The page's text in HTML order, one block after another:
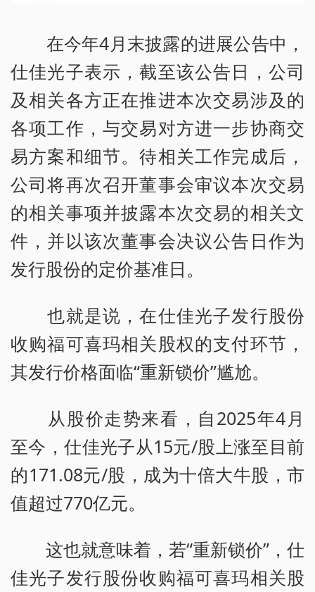
在今年4月末披露的进展公告中，
仕佳光子表示，截至该公告日，公司
及相关各方正在推进本次交易涉及的
各项工作，与交易对方进一步协商交
易方案和细节。待相关工作完成后，
公司将再次召开董事会审议本次交易
的相关事项并披露本次交易的相关文
件，并以该次董事会决议公告日作为
发行股份的定价基准日。
也就是说，在仕佳光子发行股份
收购福可喜玛相关股权的支付环节，
其发行价格面临“重新锁价”尴尬。
从股价走势来看，自2025年4月
至今，仕佳光子从15元/股上涨至目前
的171.08元/股，成为十倍大牛股，市
值超过770亿元。
这也就意味着，若“重新锁价”，仕
佳光子发行股份收购福可喜玛相关股